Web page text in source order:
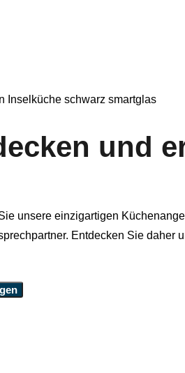
und
unsere einzigartigen
Entdecken Sie daher